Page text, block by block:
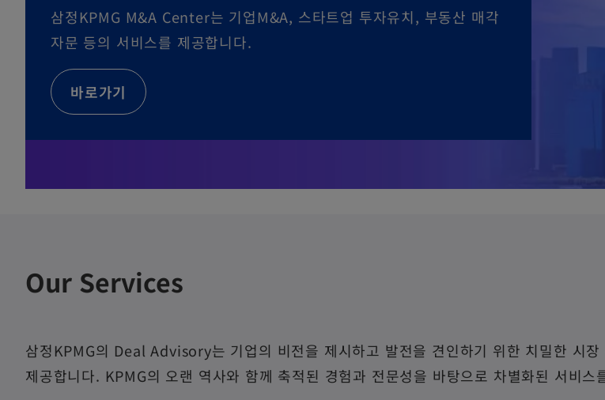
삼정KPMG M&A Center는 기업M&A, 스타트업 투자유치, 부동산 매각
자문 등의 서비스를 제공합니다.
바로가기
o
p
e
s
n
w
Our Services
삼정KPMG의 Deal Advisory는 기업의 비전을 제시하고 발전을 견인하기 위한 치밀한 시
제공합니다. KPMG의 오랜 역사와 함께 축적된 경험과 전문성을 바탕으로 차별화된 서비스